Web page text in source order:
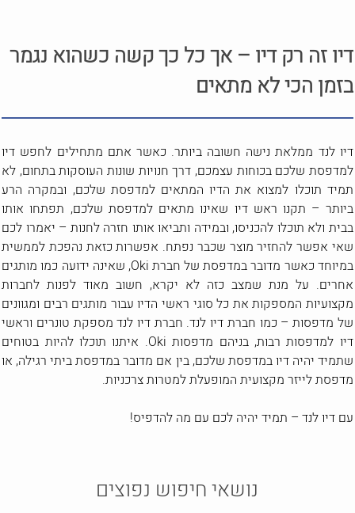
דיו זה רק דיו – אך כל כך קשה כשהוא נגמר
בזמן הכי לא מתאים
דיו לנד ממלאת נישה חשובה ביותר. כאשר אתם מתחילים לחפש דיו
למדפסת שלכם בכוחות עצמכם, דרך חנויות שונות העוסקות בתחום, לא
תמיד תוכלו למצוא את הדיו המתאים למדפסת שלכם, ובמקרה הרע
ביותר – תקנו ראש דיו שאינו מתאים למדפסת שלכם, תפתחו אותו
בבית ולא תוכלו להכניסו, ובמידה ותביאו אותו חזרה לחנות – יאמרו לכם
שאי אפשר להחזיר מוצר שכבר נפתח. אפשרות כזאת נהפכת לממשית
במיוחד כאשר מדובר במדפסת של חברת Oki, שאינה ידועה כמו מותגים
אחרים. על מנת שמצב כזה לא יקרא, חשוב מאוד לפנות לחברות
מקצועיות המספקות את כל סוגי ראשי הדיו עבור מותגים רבים ומגוונים
של מדפסות – כמו חברת דיו לנד. חברת דיו לנד מספקת טונרים וראשי
דיו למדפסות רבות, בניהם מדפסות Oki. איתנו תוכלו להיות בטוחים
שתמיד יהיה דיו במדפסת שלכם, בין אם מדובר במדפסת ביתי רגילה, או
מדפסת לייזר מקצועית המופעלת למטרות צרכניות.
עם דיו לנד – תמיד יהיה לכם עם מה להדפיס!
נושאי חיפוש נפוצים